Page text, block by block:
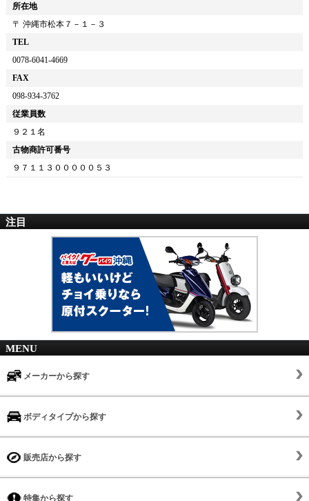
所在地
〒 沖縄市松本７－１－３
TEL
0078-6041-4669
FAX
098-934-3762
従業員数
９２１名
古物商許可番号
９７１１３０００００５３
注目
MENU
メーカーから探す
ボディタイプから探す
販売店から探す
特集から探す